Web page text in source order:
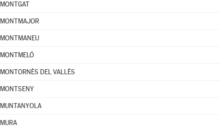
MONTGAT
MONTMAJOR
MONTMANEU
MONTMELÓ
MONTORNÈS DEL VALLÈS
MONTSENY
MUNTANYOLA
MURA